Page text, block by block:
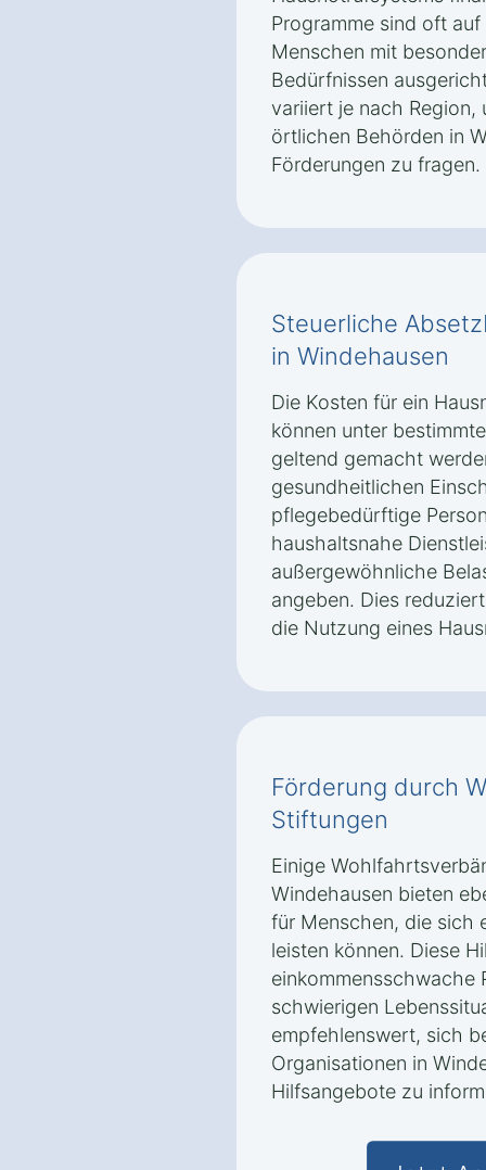
Programme sind oft
Menschen mit
Bedürfnissen
variiert je nach
örtlichen Behörden in
Förderungen zu fragen.
Steuerliche
in Windehausen
Die Kosten für ein
können unter
geltend gemacht
gesundheitlichen
pflegebedürftige
haushaltsnahe
außergewöhnliche
angeben. Dies
die Nutzung eines
Förderung durch
Stiftungen
Einige
Windehausen bieten
für Menschen, die sich
leisten können. Diese
einkommensschwache
schwierigen
empfehlenswert, sich
Organisationen in
Hilfsangebote zu